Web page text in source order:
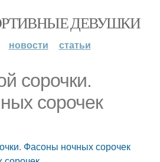
ДЕВУШКИ
новости статьи
сорочки.
сорочек
Фасоны ночных сорочек